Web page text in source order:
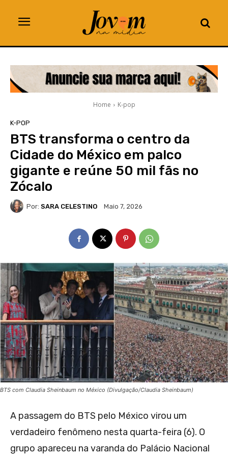
Home K-pop
K-POP
BTS transforma o centro da
Cidade do México em palco
gigante e reúne 50 mil fãs no
Zócalo
Por: SARA CELESTINO Maio 7, 2026
BTS com Claudia Sheinbaum no México (Divulgação/Claudia Sheinbaum)
A passagem do BTS pelo México virou um
verdadeiro fenômeno nesta quarta-feira (6). O
grupo apareceu na varanda do Palácio Nacional